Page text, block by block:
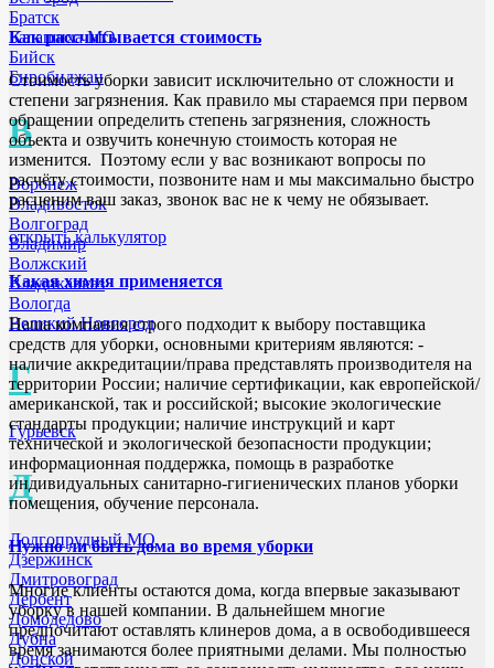
Братск
Балашиха МО
Бийск
Биробиджан
В
Воронеж
Владивосток
Волгоград
Владимир
Волжский
Владикавказ
Вологда
Великий Новгород
Г
Гурьевск
Д
Долгопрудный МО
Дзержинск
Дмитровоград
Дербент
Домодедово
Дубна
Донской
Как рассчитывается стоимость
Стоимость уборки зависит исключительно от сложности и
степени загрязнения. Как правило мы стараемся при первом
обращении определить степень загрязнения, сложность
объекта и озвучить конечную стоимость которая не
изменится. Поэтому если у вас возникают вопросы по
расчёту стоимости, позвоните нам и мы максимально быстро
расценим ваш заказ, звонок вас не к чему не обязывает.
открыть калькулятор
Какая химия применяется
Наша компания строго подходит к выбору поставщика
средств для уборки, основными критериям являются: -
наличие аккредитации/права представлять производителя на
территории России; наличие сертификации, как европейской/
американской, так и российской; высокие экологические
стандарты продукции; наличие инструкций и карт
технической и экологической безопасности продукции;
информационная поддержка, помощь в разработке
индивидуальных санитарно-гигиенических планов уборки
помещения, обучение персонала.
Нужно ли быть дома во время уборки
Многие клиенты остаются дома, когда впервые заказывают
уборку в нашей компании. В дальнейшем многие
предпочитают оставлять клинеров дома, а в освободившееся
время занимаются более приятными делами. Мы полностью